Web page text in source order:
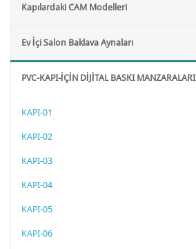
Kapılardaki CAM Modelleri
Ev İçi Salon Baklava Aynaları
PVC-KAPI-İÇİN DİJİTAL BASKI MANZARALARI
KAPI-01
KAPI-02
KAPI-03
KAPI-04
KAPI-05
KAPI-06